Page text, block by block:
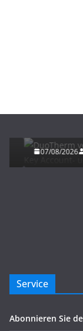
07/08/2026 dc
Service
Abonnieren Sie